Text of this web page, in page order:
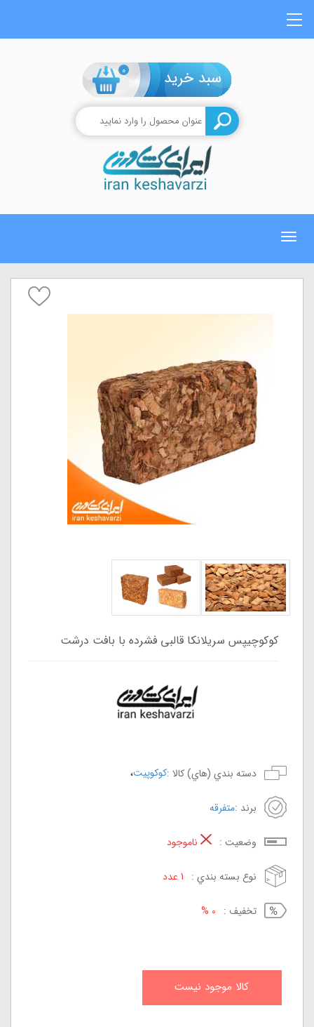
0
Toggle
کوکوچیپس سریلانکا قالبی فشرده با بافت درشت
دسته بندي (هاي) کالا :کوکوپیت،
برند :متفرقه
وضعيت : ناموجود
نوع بسته بندي : 1 عدد
تخفيف : 0 %
کالا موجود نيست